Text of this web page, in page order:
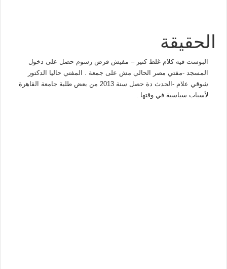
الحقيقة
البوست فيه كلام غلط كتير – مفيش فرض رسوم حصل على دخول
المسجد -مفتي مصر الحالي مش على جمعة . المفتي حاليا الدكتور
شوقي علام -الحدث دة حصل سنة 2013 من بعض طلبة جامعة القاهرة
لأسباب سياسية في وقتها .